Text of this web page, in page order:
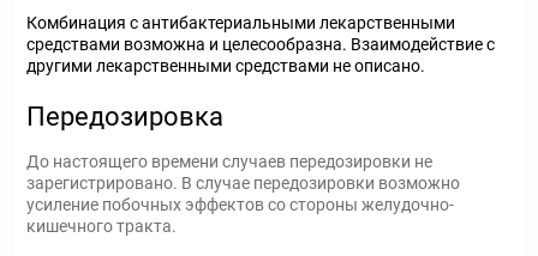
Комбинация с антибактериальными лекарственными
средствами возможна и целесообразна. Взаимодействие с
другими лекарственными средствами не описано.
Передозировка
До настоящего времени случаев передозировки не
зарегистрировано. В случае передозировки возможно
усиление побочных эффектов со стороны желудочно-
кишечного тракта.